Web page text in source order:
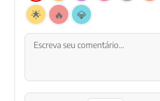
🌟
🔥 💎